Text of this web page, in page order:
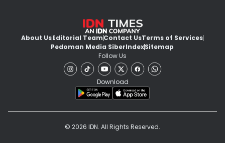
About UsEditorial TeamContact UsTerms of Services
Pedoman Media SiberIndexSitemap
Follow Us
Download
© 2026 IDN. All Rights Reserved.